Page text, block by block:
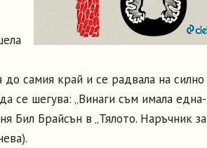
самия край и се радвала на силно
се шегува: „Винаги съм имала една-
Бил Брайсън в „Тялото. Наръчник за